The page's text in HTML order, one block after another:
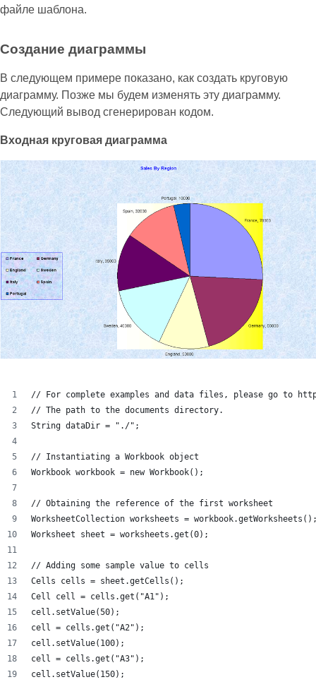
файле шаблона.
Создание диаграммы
В следующем примере показано, как создать круговую
диаграмму. Позже мы будем изменять эту диаграмму.
Следующий вывод сгенерирован кодом.
Входная круговая диаграмма
// For complete examples and data files, please go to
// The path to the documents directory.
String dataDir = "./";
// Instantiating a Workbook object
Workbook workbook = new Workbook();
// Obtaining the reference of the first worksheet
WorksheetCollection worksheets =
Worksheet sheet = worksheets.get(0);
// Adding some sample value to cells
Cells cells = sheet.getCells();
Cell cell = cells.get("A1");
cell.setValue(50);
cell = cells.get("A2");
cell.setValue(100);
cell = cells.get("A3");
cell.setValue(150);